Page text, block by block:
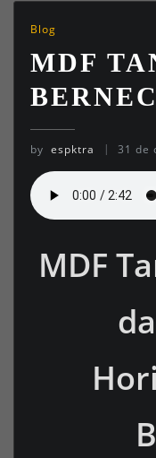
Blog
MDF
by espktra 31 de
MDF